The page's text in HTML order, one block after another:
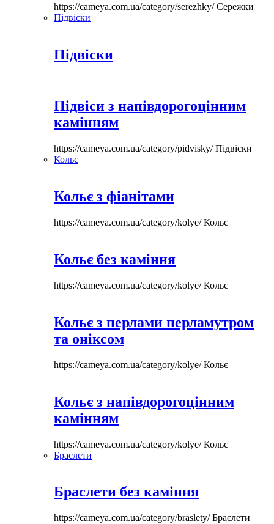
https://cameya.com.ua/category/serezhky/Сережки
Підвіски
Підвіски
Підвіси з напівдорогоцінним
камінням
https://cameya.com.ua/category/pidvisky/Підвіски
Кольє
Кольє з фіанітами
https://cameya.com.ua/category/kolye/Кольє
Кольє без каміння
https://cameya.com.ua/category/kolye/Кольє
Кольє з перлами перламутром
та оніксом
https://cameya.com.ua/category/kolye/Кольє
Кольє з напівдорогоцінним
камінням
https://cameya.com.ua/category/kolye/Кольє
Браслети
Браслети без каміння
https://cameya.com.ua/category/braslety/Браслети